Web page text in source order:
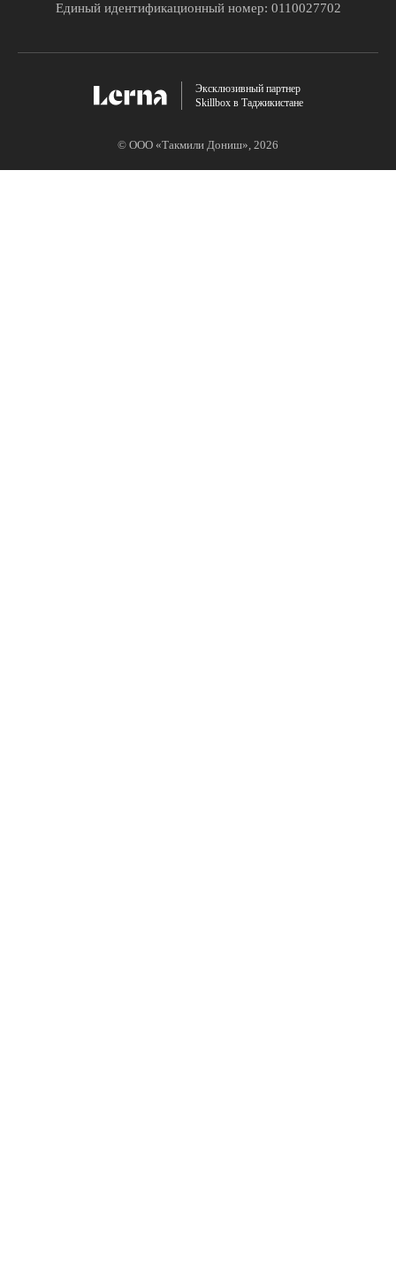
Единый идентификационный номер: 0110027702
Эксклюзивный партнер
Skillbox в Таджикистане
© ООО «Такмили Дониш», 2026